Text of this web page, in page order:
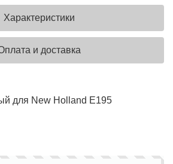
Характеристики
и доставка
для New Holland E195